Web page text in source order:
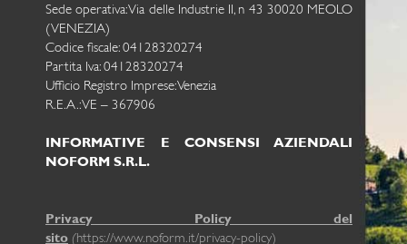
Sede operativa: Via delle Industrie II, n 43 30020 MEOLO
(VENEZIA)
Codice fiscale: 04128320274
Partita Iva: 04128320274
Ufficio Registro Imprese: Venezia
R.E.A.: VE – 367906
INFORMATIVE E CONSENSI AZIENDALI
NOFORM S.R.L.
Privacy Policy del
sito (https://www.noform.it/privacy-policy)